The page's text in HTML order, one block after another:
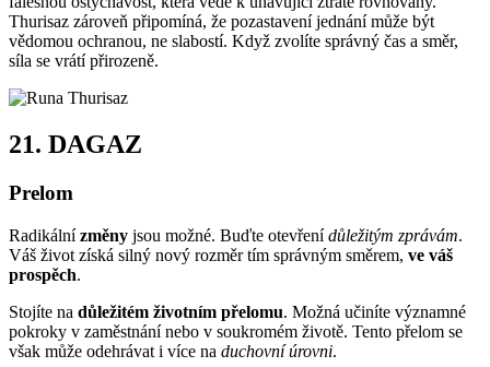
Thurisaz zároveň připomíná, že pozastavení jednání může být
vědomou ochranou, ne slabostí. Když zvolíte správný čas a směr,
síla se vrátí přirozeně.
21. DAGAZ
Prelom
Radikálnízměny jsou možné. Buďte otevřenídůležitým zprávám.
Váš život získá silný nový rozměr tím správným směrem, ve váš
prospěch.
Stojíte na důležitém životním přelomu. Možná učiníte významné
pokroky v zaměstnání nebo v soukromém životě. Tento přelom se
však může odehrávat i více na duchovní úrovni.